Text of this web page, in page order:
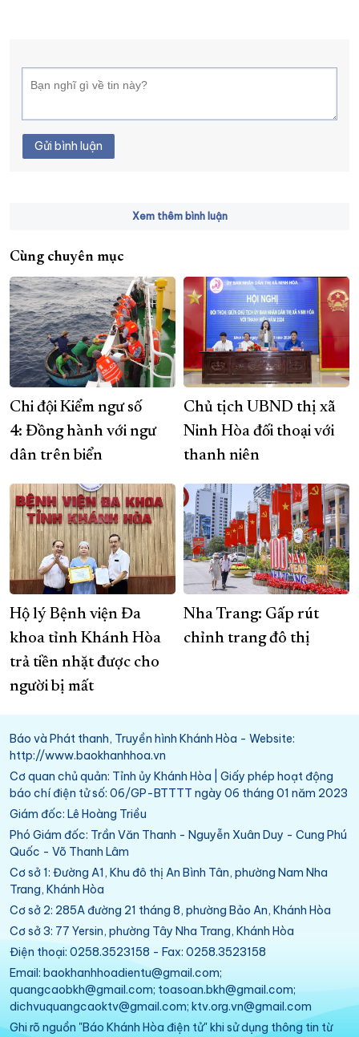
Gửi bình luận
Xem thêm bình luận
Cùng chuyên mục
Chi đội Kiểm ngư số
4: Đồng hành với ngư
dân trên biển
Chủ tịch UBND thị xã
Ninh Hòa đối thoại với
thanh niên
Hộ lý Bệnh viện Đa
khoa tỉnh Khánh Hòa
trả tiền nhặt được cho
người bị mất
Nha Trang: Gấp rút
chỉnh trang đô thị
Báo và Phát thanh, Truyền hình Khánh Hòa - Website:
http://www.baokhanhhoa.vn
Cơ quan chủ quản: Tỉnh ủy Khánh Hòa | Giấy phép hoạt động
báo chí điện tử số: 06/GP-BTTTT ngày 06 tháng 01 năm 2023
Giám đốc: Lê Hoàng Triều
Phó Giám đốc: Trần Văn Thanh - Nguyễn Xuân Duy - Cung Phú
Quốc - Võ Thanh Lâm
Cơ sở 1: Đường A1, Khu đô thị An Bình Tân, phường Nam Nha
Trang, Khánh Hòa
Cơ sở 2: 285A đường 21 tháng 8, phường Bảo An, Khánh Hòa
Cơ sở 3: 77 Yersin, phường Tây Nha Trang, Khánh Hòa
Điện thoại: 0258.3523158 - Fax: 0258.3523158
Email: baokhanhhoadientu@gmail.com;
quangcaobkh@gmail.com; toasoan.bkh@gmail.com;
dichvuquangcaoktv@gmail.com; ktv.org.vn@gmail.com
Ghi rõ nguồn "Báo Khánh Hòa điện tử" khi sử dụng thông tin từ